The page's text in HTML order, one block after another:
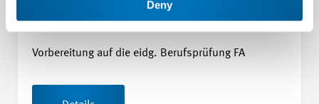
Deny
vice
Vorbereitung auf die eidg. Berufsprüfung FA